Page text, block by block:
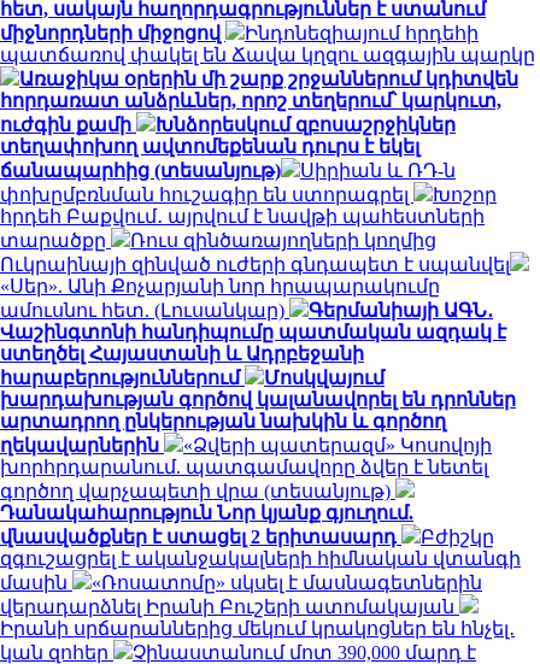
հետ, սակայն հաղորդագրություններ է ստանում
միջնորդների միջոցով
Ինդոնեզիայում հրդեհի
պատճառով փակել են Ճավա կղզու ազգային պարկը
Առաջիկա օրերին մի շարք շրջաններում կդիտվեն
հորդառատ անձրևներ, որոշ տեղերում՝ կարկուտ,
ուժգին քամի
Խնձորեսկում զբոսաշրջիկներ
տեղափոխող ավտոմեքենան դուրս է եկել
ճանապարհից (տեսանյութ)
Սիրիան և ՌԴ-ն
փոխըմբռնման հուշագիր են ստորագրել
Խոշոր
հրդեհ Բաքվում․ այրվում է նավթի պահեստների
տարածքը
Ռուս զինծառայողների կողմից
Ուկրաինայի զինված ուժերի գնդապետ է սպանվել
«Սեր». Անի Քոչարյանի նոր հրապարակումը
ամուսնու հետ. (Լուսանկար)
Գերմանիայի ԱԳՆ․
Վաշինգտոնի հանդիպումը պատմական ազդակ է
ստեղծել Հայաստանի և Ադրբեջանի
հարաբերություններում
Մոսկվայում
խարդախության գործով կալանավորել են դրոններ
արտադրող ընկերության նախկին և գործող
ղեկավարներին
«Ձվերի պատերազմ» Կոսովոյի
խորհրդարանում. պատգամավորը ձվեր է նետել
գործող վարչապետի վրա (տեսանյութ)
Դանակահարություն Նոր կյանք գյուղում.
վնասվածքներ է ստացել 2 երիտասարդ
Բժիշկը
զգուշացրել է ականջակալների հիմնական վտանգի
մասին
«Ռոսատոմը» սկսել է մասնագետներին
վերադարձնել Իրանի Բուշերի ատոմակայան
Իրանի սրճարաններից մեկում կրակոցներ են հնչել․
կան զոհեր
Չինաստանում մոտ 390,000 մարդ է